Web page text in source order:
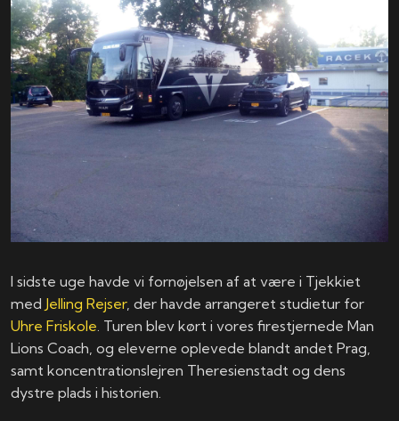
I sidste uge havde vi fornøjelsen af at være i Tjekkiet
med Jelling Rejser, der havde arrangeret studietur for
Uhre Friskole . Turen blev kørt i vores firestjernede Man
Lions Coach, og eleverne oplevede blandt andet Prag,
samt koncentrationslejren Theresienstadt og dens
dystre plads i historien.